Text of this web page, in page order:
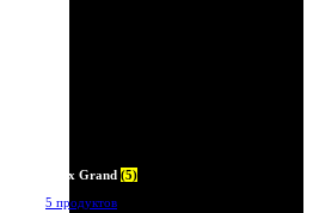
Deux Grand (5)
5 продуктов